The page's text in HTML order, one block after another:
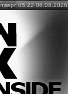
05:22 06.08.2026